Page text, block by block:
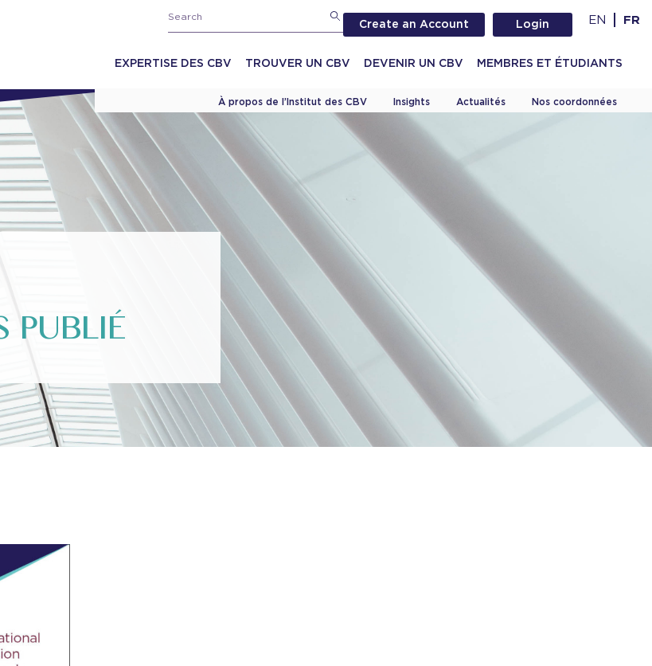
Create an Account Login EN FR
EXPERTISE DES CBV TROUVER UN CBV DEVENIR UN CBV MEMBRES ET ÉTUDIANTS
À propos de l’Institut des CBV Insights Actualités Nos coordonnées
PUBLIÉ